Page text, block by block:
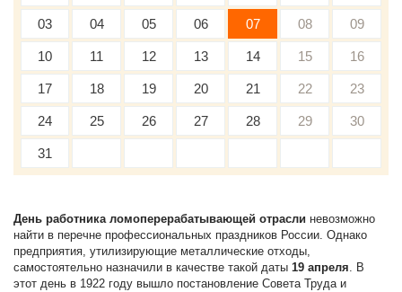
03 04 05 06 07 08 09
10 11 12 13 14 15 16
17 18 19 20 21 22 23
24 25 26 27 28 29 30
31
День работника ломоперерабатывающей отрасли невозможно
найти в перечне профессиональных праздников России. Однако
предприятия, утилизирующие металлические отходы,
самостоятельно назначили в качестве такой даты 19 апреля. В
этот день в 1922 году вышло постановление Совета Труда и